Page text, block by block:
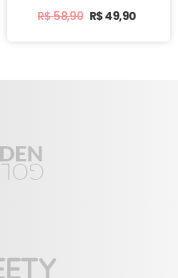
R$58,90 R$49,90